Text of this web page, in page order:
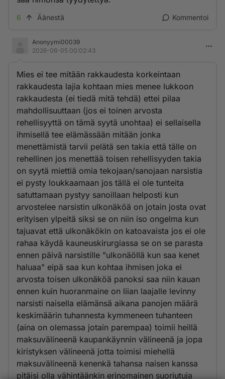
6 Äänestä Kommentoi
Anonyymi00039
2026-06-05 00:02:43
Mies ei tee mitään rakkaudesta korkeintaan
rakkaudesta lajia kohtaan mies menee lukkoon
rakkaudesta (ei tiedä mitä tehdä) ettei pilaa
mahdollisuuttaan (jos ei toinen arvosta
rehellisyyttä on tämä syytä unohtaa) ei sellaisella
ihmisellä tee elämässään mitään jonka
menettämistä tarvii pelätä sen takia että tälle on
rehellinen jos menettää toisen rehellisyyden takia
on syytä miettiä omia tekojaan/sanojaan narsistia
ei pysty loukkaamaan jos tällä ei ole tunteita
satuttamaan pystyy sanoillaan helposti kun
arvostelee narsistin ulkonäköä on jotain josta ovat
erityisen ylpeitä siksi se on niin iso ongelma kun
tajuavat että ulkonäkökin on katoavaista jos ei ole
rahaa käydä kauneuskirurgiassa se on se parasta
ennen päivä narsistille "ulkonäöllä kun saa kenet
haluaa" eipä saa kun kohtaa ihmisen joka ei
arvosta toisen ulkonäköä panoksi saa niin kauan
ennen kuin huoranmaine on liian laajalle levinny
narsisti naisella elämänsä aikana panojen määrä
keskimäärin tuhannesta kymmeneen tuhanteen
(aina on olemassa jotain parempaa) toimii heillä
maksuvälineenä kaupankäynnin välineenä ja jopa
kiristyksen välineenä jotta toimisi miehellä
maksuvälineenä kenenkä tahansa naisen kanssa
pitäisi olla vähintäänkin erinomainen suoriutuja